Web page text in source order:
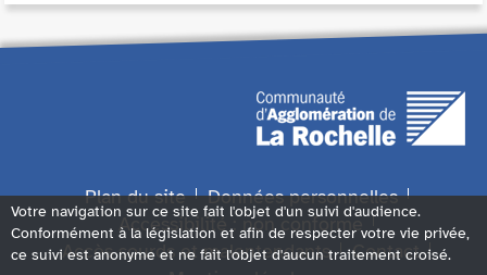
Plan du site
Données personnelles
Accessibilité : non conforme
Accès sourds et malentendants
Contact
Votre navigation sur ce site fait l'objet d'un suivi d'audience.
Conformément à la législation et afin de respecter votre vie privée,
ce suivi est anonyme et ne fait l'objet d'aucun traitement croisé.